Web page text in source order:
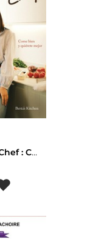
Se Tu Propia Chef : Come Bien Y Quierete Mejor